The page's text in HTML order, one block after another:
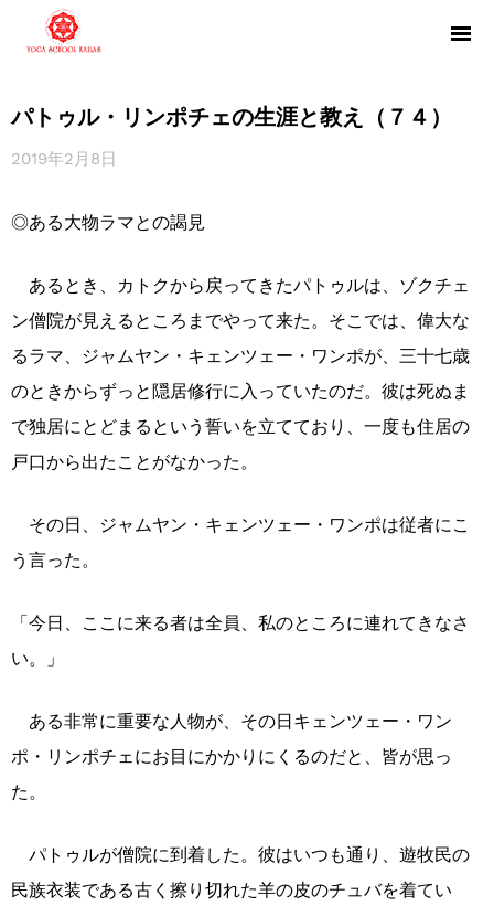
パトゥル・リンポチェの生涯と教え（７４）
2019年2月8日
◎ある大物ラマとの謁見
あるとき、カトクから戻ってきたパトゥルは、ゾクチェ
ン僧院が見えるところまでやって来た。そこでは、偉大な
るラマ、ジャムヤン・キェンツェー・ワンポが、三十七歳
のときからずっと隠居修行に入っていたのだ。彼は死ぬま
で独居にとどまるという誓いを立てており、一度も住居の
戸口から出たことがなかった。
その日、ジャムヤン・キェンツェー・ワンポは従者にこ
う言った。
「今日、ここに来る者は全員、私のところに連れてきなさ
い。」
ある非常に重要な人物が、その日キェンツェー・ワン
ポ・リンポチェにお目にかかりにくるのだと、皆が思っ
た。
パトゥルが僧院に到着した。彼はいつも通り、遊牧民の
民族衣装である古く擦り切れた羊の皮のチュバを着てい